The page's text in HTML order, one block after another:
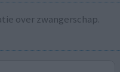
over zwangerschap.